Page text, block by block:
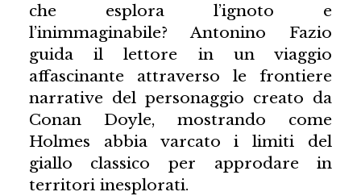
che esplora l’ignoto e
l’inimmaginabile? Antonino Fazio
guida il lettore in un viaggio
affascinante attraverso le frontiere
narrative del personaggio creato da
Conan Doyle, mostrando come
Holmes abbia varcato i limiti del
giallo classico per approdare in
territori inesplorati.